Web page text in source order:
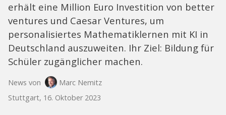
erhält eine Million Euro Investition von better
ventures und Caesar Ventures, um
personalisiertes Mathematiklernen mit KI in
Deutschland auszuweiten. Ihr Ziel: Bildung für
Schüler zugänglicher machen.
News von
Marc Nemitz
Stuttgart, 16. Oktober 2023